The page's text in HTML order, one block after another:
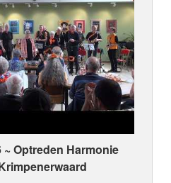
Optreden Harmonie